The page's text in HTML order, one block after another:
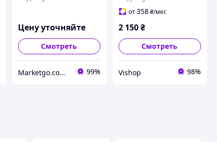
Цену уточняйте
Смотреть
Marketgo.com.ua 99%
от358₴/мес
2 150₴
Смотреть
Vishop 98%